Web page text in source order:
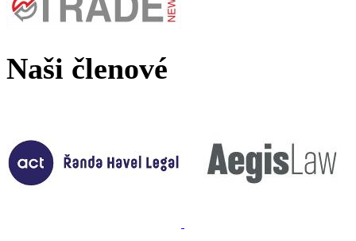
Naši členové